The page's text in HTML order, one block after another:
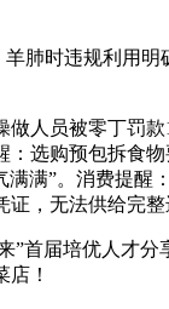
时违规利用明
员被零丁罚款
选购预包拆食
满”。消费提
，无法供给完
届培优人才分
！